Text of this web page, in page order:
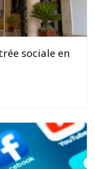
sociale en